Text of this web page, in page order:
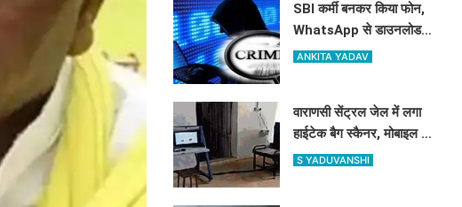
SBI कर्मी बनकर किया फोन,
WhatsApp से डाउनलोड
कराया ऐप, IIT-BHU की PhD
ANKITA YADAV
वाराणसी सेंट्रल जेल में लगा
हाईटेक बैग स्कैनर, मोबाइल से
लेकर चाकू-औजार तक बताएगा
S YADUVANSHI